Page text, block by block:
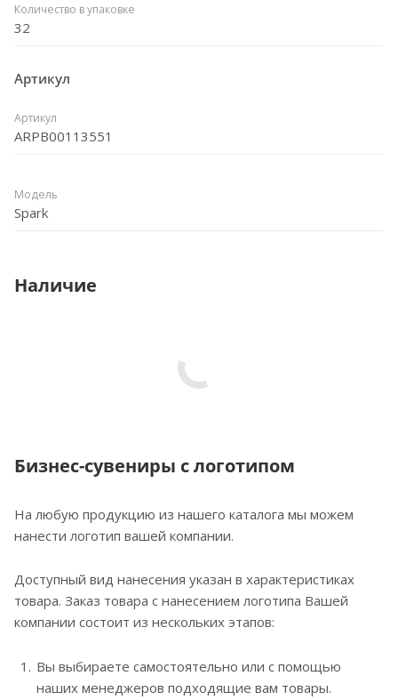
Количество в упаковке
32
Артикул
Артикул
ARPB00113551
Модель
Spark
Наличие
Бизнес-сувениры с логотипом
На любую продукцию из нашего каталога мы можем
нанести логотип вашей компании.
Доступный вид нанесения указан в характеристиках
товара. Заказ товара с нанесением логотипа Вашей
компании состоит из нескольких этапов:
Вы выбираете самостоятельно или с помощью
наших менеджеров подходящие вам товары.